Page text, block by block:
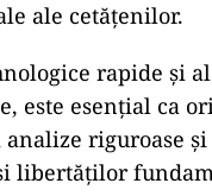
ale cetățenilor.
rapide și
este esențial ca
riguroase
libertăților